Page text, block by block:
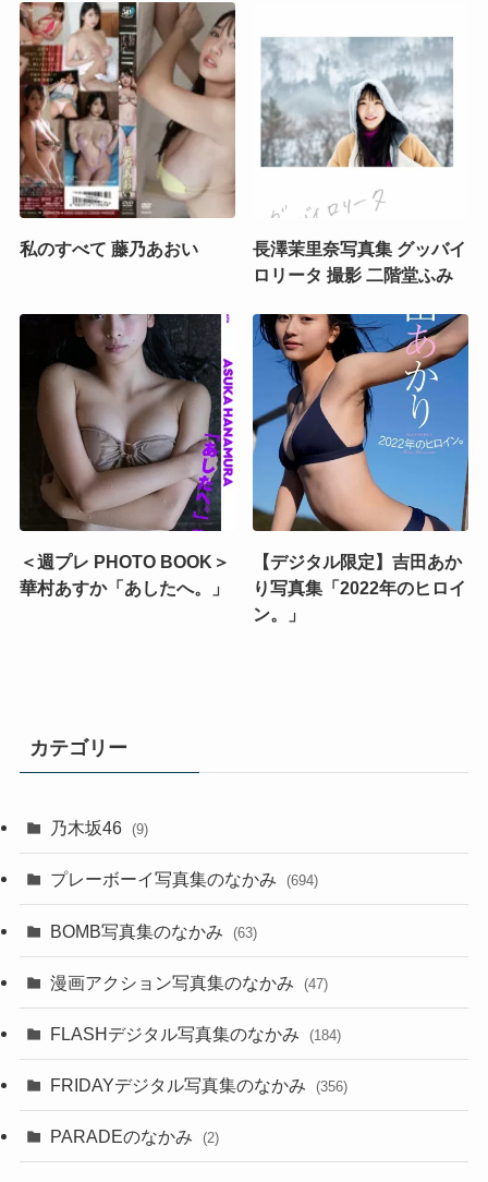
私のすべて 藤乃あおい
長澤茉里奈写真集 グッバイ
ロリータ 撮影 二階堂ふみ
＜週プレ PHOTO BOOK＞
華村あすか「あしたへ。」
【デジタル限定】吉田あか
り写真集「2022年のヒロイ
ン。」
カテゴリー
乃木坂46 (9)
プレーボーイ写真集のなかみ (694)
BOMB写真集のなかみ (63)
漫画アクション写真集のなかみ (47)
FLASHデジタル写真集のなかみ (184)
FRIDAYデジタル写真集のなかみ (356)
PARADEのなかみ (2)